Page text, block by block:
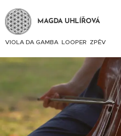
MAGDA UHLÍŘOVÁ
VIOLA DA GAMBA LOOPER ZPĚV